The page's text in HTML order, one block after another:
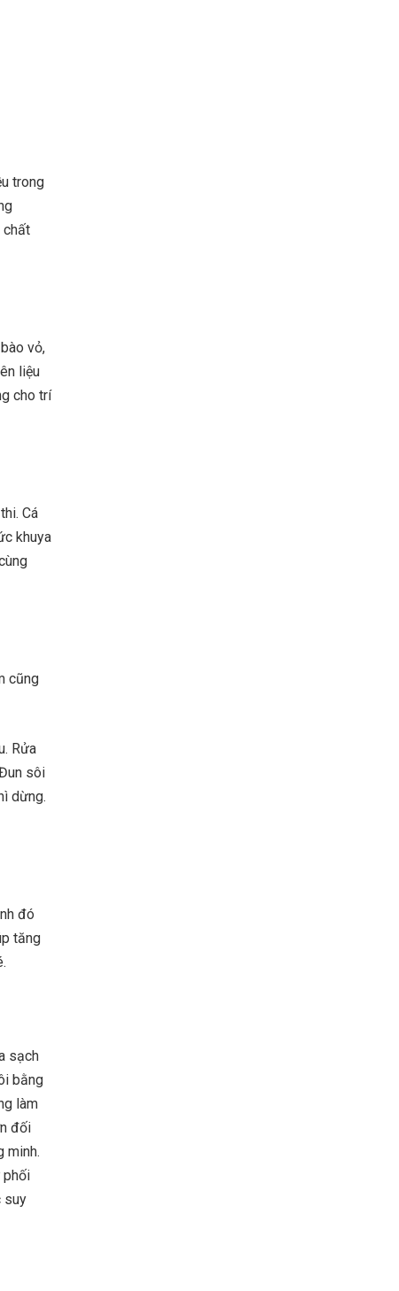
trong
chất
vỏ,
liệu
cho trí
Cá
khuya
cũng
Rửa
sôi
dừng.
đó
tăng
sạch
bằng
làm
đối
minh.
phối
suy